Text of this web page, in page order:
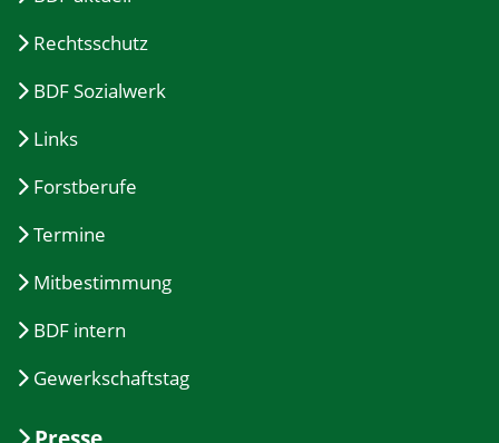
Rechtsschutz
BDF Sozialwerk
Links
Forstberufe
Termine
Mitbestimmung
BDF intern
Gewerkschaftstag